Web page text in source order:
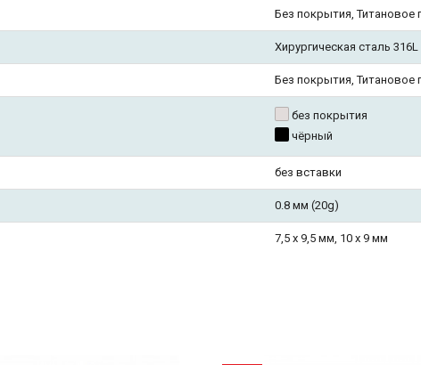
Без покрытия, Титановое
Хирургическая сталь 316L
Без покрытия, Титановое
без покрытия
чёрный
без вставки
0.8 мм (20g)
7,5 х 9,5 мм, 10 х 9 мм